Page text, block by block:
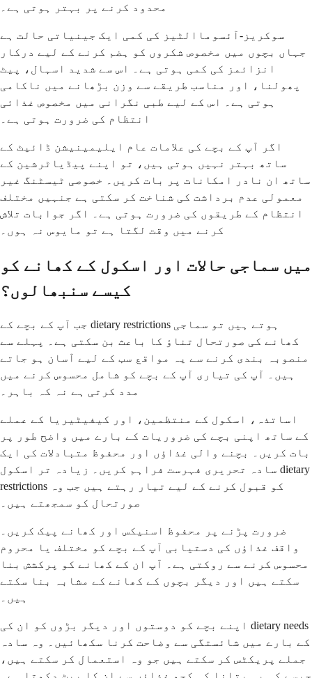
محدود کرنے پر بہتر ہوتی ہے۔
سوکریز-آئسوماالٹیز کی کمی ایک جینیاتی حالت ہے
جہاں بچوں میں مخصوص شکروں کو ہضم کرنے کے لیے درکار
انزائمز کی کمی ہوتی ہے۔ اس سے شدید اسہال، پیٹ
پھولنا، اور مناسب طریقے سے وزن بڑھانے میں ناکامی
ہوتی ہے۔ اس کے لیے طبی نگرانی میں مخصوص غذائی
انتظام کی ضرورت ہوتی ہے۔
اگر آپ کے بچے کی علامات عام ایلیمینیشن ڈائیٹ کے
ساتھ بہتر نہیں ہوتی ہیں، تو اپنے پیڈیاٹرشین کے
ساتھ ان نادر امکانات پر بات کریں۔ خصوصی ٹیسٹنگ غیر
معمولی عدم برداشت کی شناخت کر سکتی ہے جنہیں مختلف
انتظام کے طریقوں کی ضرورت ہوتی ہے۔ اگر جوابات تلاش
کرنے میں وقت لگتا ہے تو مایوس نہ ہوں۔
میں سماجی حالات اور اسکول کے کھانے کو
کیسے سنبھالوں؟
جب آپ کے بچے کے dietary restrictions ہوتے ہیں تو سماجی
کھانے کی صورتحال تناؤ کا باعث بن سکتی ہے۔ پہلے سے
منصوبہ بندی کرنے سے یہ مواقع سب کے لیے آسان ہو جاتے
ہیں۔ آپ کی تیاری آپ کے بچے کو شامل محسوس کرنے میں
مدد کرتی ہے نہ کہ باہر۔
اساتذہ، اسکول کے منتظمین، اور کیفیٹیریا کے عملے
کے ساتھ اپنی بچے کی ضروریات کے بارے میں واضح طور پر
بات کریں۔ بچنے والی غذاؤں اور محفوظ متبادلات کی ایک
سادہ تحریری فہرست فراہم کریں۔ زیادہ تر اسکول dietary
restrictions کو قبول کرنے کے لیے تیار رہتے ہیں جب وہ
صورتحال کو سمجھتے ہیں۔
ضرورت پڑنے پر محفوظ اسنیکس اور کھانے پیک کریں۔
واقف غذاؤں کی دستیابی آپ کے بچے کو مختلف یا محروم
محسوس کرنے سے روکتی ہے۔ آپ ان کے کھانے کو پرکشش بنا
سکتے ہیں اور دیگر بچوں کے کھانے کے مشابہ بنا سکتے
ہیں۔
اپنے بچے کو دوستوں اور دیگر بڑوں کو ان کی dietary needs
کے بارے میں شائستگی سے وضاحت کرنا سکھائیں۔ وہ سادہ
جملے پریکٹس کر سکتے ہیں جو وہ استعمال کر سکتے ہیں،